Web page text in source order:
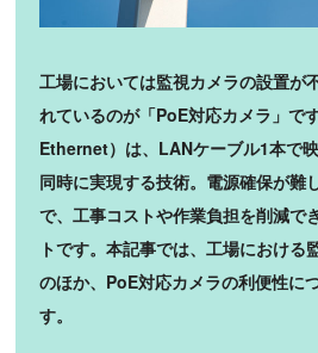
工場においては監視カメラの設置が
れているのが「PoE対応カメラ」で
Ethernet）は、LANケーブル1本で
同時に実現する技術。電源確保が難
で、工事コストや作業負担を削減で
トです。本記事では、工場における
のほか、PoE対応カメラの利便性に
す。